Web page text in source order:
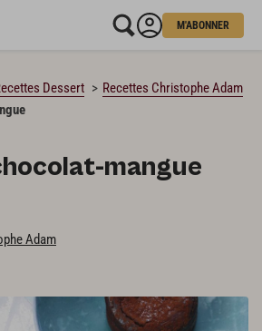
M'ABONNER
Dessert
Recettes Christophe Adam
mangue
Adam